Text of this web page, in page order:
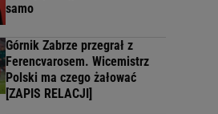
samo
Górnik Zabrze przegrał z
Ferencvarosem. Wicemistrz
Polski ma czego żałować
[ZAPIS RELACJI]